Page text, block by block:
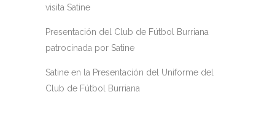
visita Satine
Presentación del Club de Fútbol Burriana
patrocinada por Satine
Satine en la Presentación del Uniforme del
Club de Fútbol Burriana